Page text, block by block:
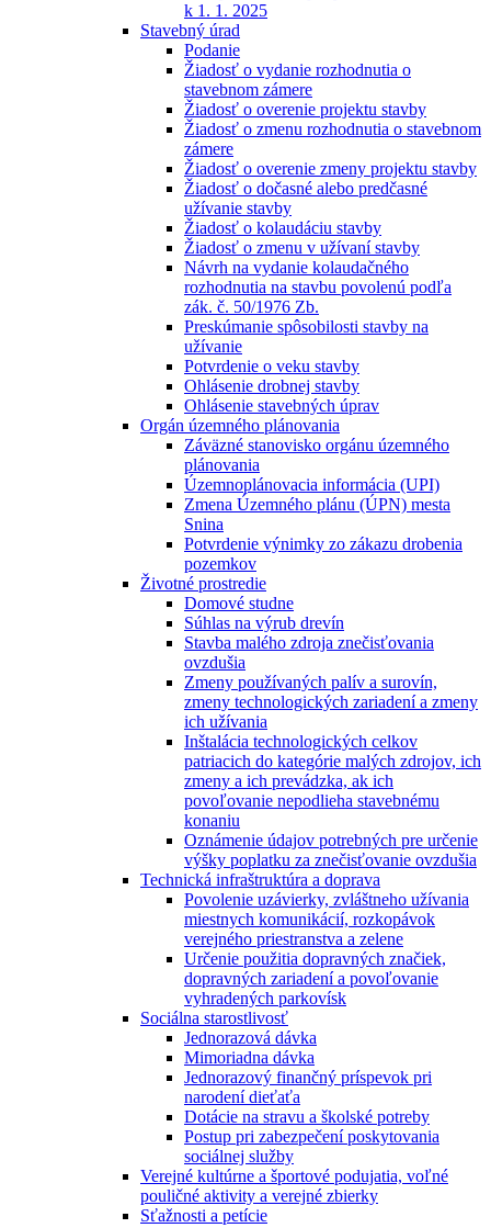
k 1. 1. 2025
Stavebný úrad
Podanie
Žiadosť o vydanie rozhodnutia o
stavebnom zámere
Žiadosť o overenie projektu stavby
Žiadosť o zmenu rozhodnutia o stavebnom
zámere
Žiadosť o overenie zmeny projektu stavby
Žiadosť o dočasné alebo predčasné
užívanie stavby
Žiadosť o kolaudáciu stavby
Žiadosť o zmenu v užívaní stavby
Návrh na vydanie kolaudačného
rozhodnutia na stavbu povolenú podľa
zák. č. 50/1976 Zb.
Preskúmanie spôsobilosti stavby na
užívanie
Potvrdenie o veku stavby
Ohlásenie drobnej stavby
Ohlásenie stavebných úprav
Orgán územného plánovania
Záväzné stanovisko orgánu územného
plánovania
Územnoplánovacia informácia (UPI)
Zmena Územného plánu (ÚPN) mesta
Snina
Potvrdenie výnimky zo zákazu drobenia
pozemkov
Životné prostredie
Domové studne
Súhlas na výrub drevín
Stavba malého zdroja znečisťovania
ovzdušia
Zmeny používaných palív a surovín,
zmeny technologických zariadení a zmeny
ich užívania
Inštalácia technologických celkov
patriacich do kategórie malých zdrojov, ich
zmeny a ich prevádzka, ak ich
povoľovanie nepodlieha stavebnému
konaniu
Oznámenie údajov potrebných pre určenie
výšky poplatku za znečisťovanie ovzdušia
Technická infraštruktúra a doprava
Povolenie uzávierky, zvláštneho užívania
miestnych komunikácií, rozkopávok
verejného priestranstva a zelene
Určenie použitia dopravných značiek,
dopravných zariadení a povoľovanie
vyhradených parkovísk
Sociálna starostlivosť
Jednorazová dávka
Mimoriadna dávka
Jednorazový finančný príspevok pri
narodení dieťaťa
Dotácie na stravu a školské potreby
Postup pri zabezpečení poskytovania
sociálnej služby
Verejné kultúrne a športové podujatia, voľné
pouličné aktivity a verejné zbierky
Sťažnosti a petície